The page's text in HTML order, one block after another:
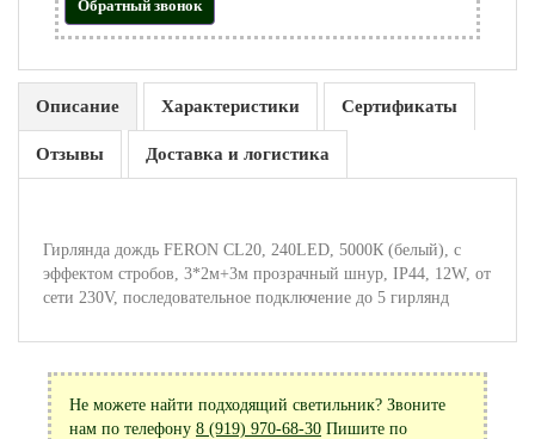
Обратный звонок
Описание Характеристики Сертификаты
Отзывы Доставка и логистика
Гирлянда дождь FERON CL20, 240LED, 5000К (белый), с
эффектом стробов, 3*2м+3м прозрачный шнур, IP44, 12W, от
сети 230V, последовательное подключение до 5 гирлянд
Не можете найти подходящий светильник? Звоните
нам по телефону 8 (919) 970-68-30 Пишите по